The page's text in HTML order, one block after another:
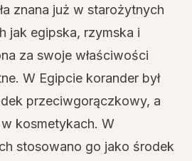
znana już w starożytnych
jak egipska, rzymska i
za swoje właściwości
W Egipcie korander był
przeciwgorączkowy, a
kosmetykach. W
stosowano go jako środek